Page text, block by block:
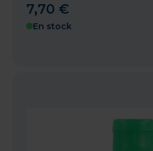
7,70 €
En stock